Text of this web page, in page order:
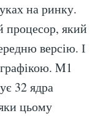
на ринку.
який
версію. І
M1
32 ядра
цьому